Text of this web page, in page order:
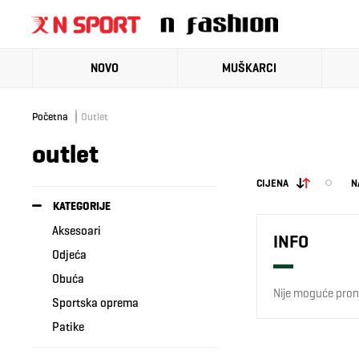
NOVO MUŠKARCI
Početna Outlet
outlet
KATEGORIJE
Aksesoari
Odjeća
Obuća
Sportska oprema
Patike
CIJENA
INFO
Nije moguće